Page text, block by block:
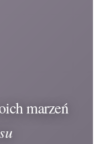
marzeń